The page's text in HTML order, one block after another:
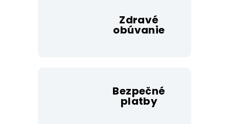
Zdravé
obúvanie
Bezpečné
platby